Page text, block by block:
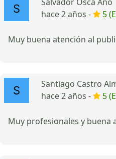
hace 2 años -
5
Muy buena atención al
Santiago Castro
hace 2 años -
5
Muy profesionales y buena